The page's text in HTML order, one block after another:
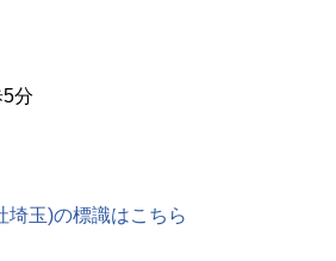
分
埼玉)の標識はこちら